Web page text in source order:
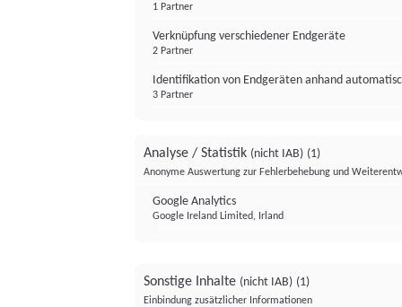
1 Partner
Verknüpfung verschiedener Endgeräte
2 Partner
Identifikation von Endgeräten anhand
3 Partner
Analyse / Statistik (nicht IAB) (1)
Anonyme Auswertung zur Fehlerbehebung und
Google Analytics
Google Ireland Limited, Irland
Sonstige Inhalte (nicht IAB) (1)
Einbindung zusätzlicher Informationen